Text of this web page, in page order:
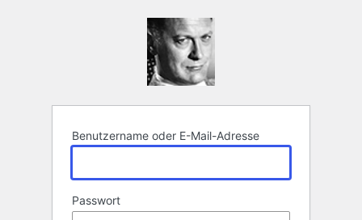
Benutzername oder E-Mail-Adresse
Passwort